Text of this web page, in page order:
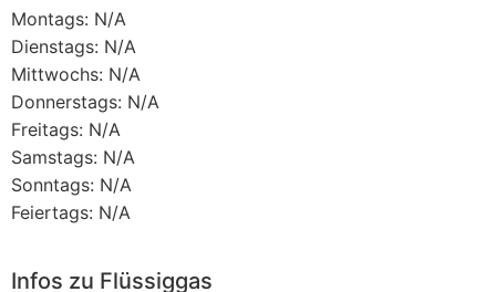
Montags: N/A
Dienstags: N/A
Mittwochs: N/A
Donnerstags: N/A
Freitags: N/A
Samstags: N/A
Sonntags: N/A
Feiertags: N/A
Infos zu Flüssiggas